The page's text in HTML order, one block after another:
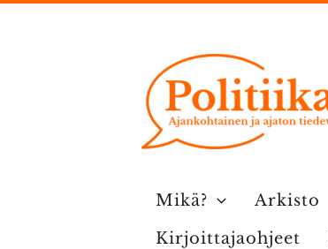
Mikä? Arkisto
Kirjoittajaohjeet